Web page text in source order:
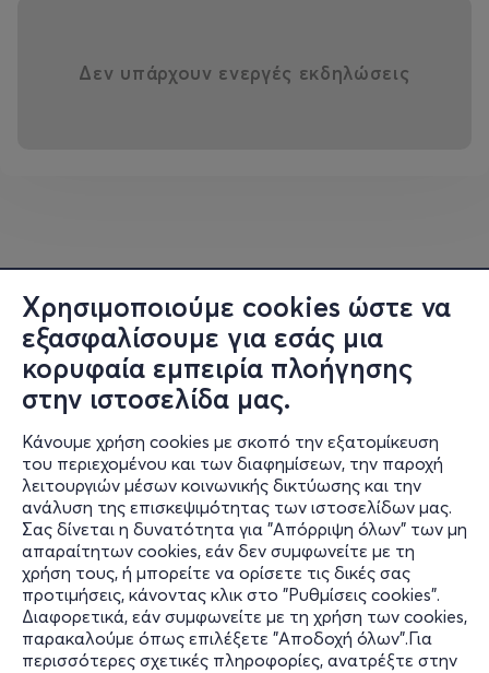
Χρησιμοποιούμε cookies ώστε να
εξασφαλίσουμε για εσάς μια
κορυφαία εμπειρία πλοήγησης
στην ιστοσελίδα μας.
Κάνουμε χρήση cookies με σκοπό την εξατομίκευση
του περιεχομένου και των διαφημίσεων, την παροχή
λειτουργιών μέσων κοινωνικής δικτύωσης και την
ανάλυση της επισκεψιμότητας των ιστοσελίδων μας.
Σας δίνεται η δυνατότητα για "Απόρριψη όλων" των μη
απαραίτητων cookies, εάν δεν συμφωνείτε με τη
χρήση τους, ή μπορείτε να ορίσετε τις δικές σας
προτιμήσεις, κάνοντας κλικ στο "Ρυθμίσεις cookies".
Διαφορετικά, εάν συμφωνείτε με τη χρήση των cookies,
παρακαλούμε όπως επιλέξετε "Αποδοχή όλων".Για
περισσότερες σχετικές πληροφορίες, ανατρέξτε στην
Δεν υπάρχουν ενεργές εκδηλώσεις
Πληροφορίες
Υποστήριξη
Stay Connected